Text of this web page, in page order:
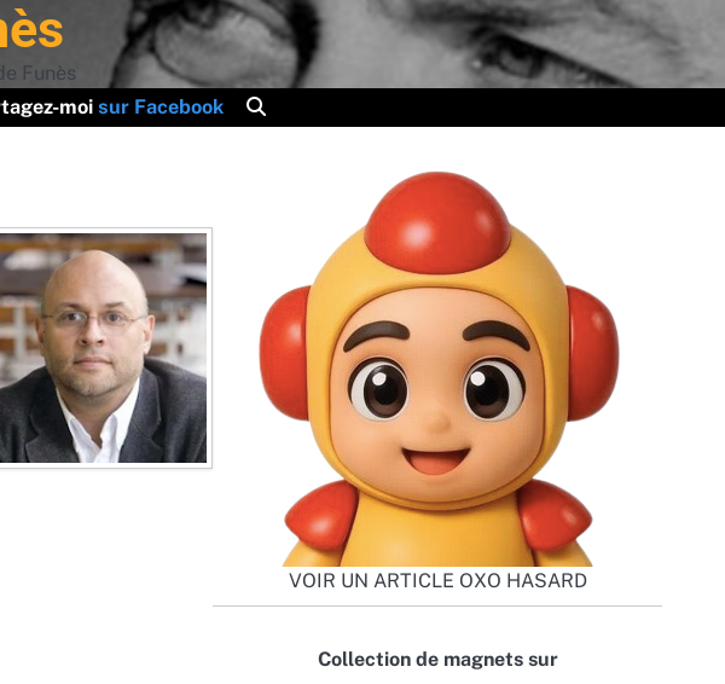
Funès
moi sur Facebook
VOIR UN ARTICLE OXO HASARD
Collection de magnets sur
" (offre non cumulable) QuoiMaGueule